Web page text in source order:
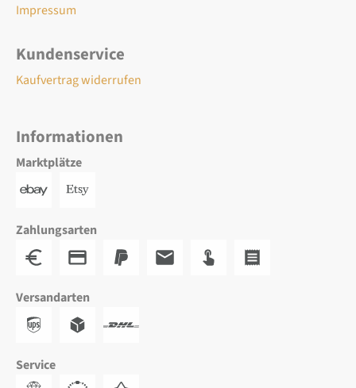
Impressum
Kundenservice
Kaufvertrag widerrufen
Informationen
Marktplätze
Zahlungsarten
Versandarten
Service